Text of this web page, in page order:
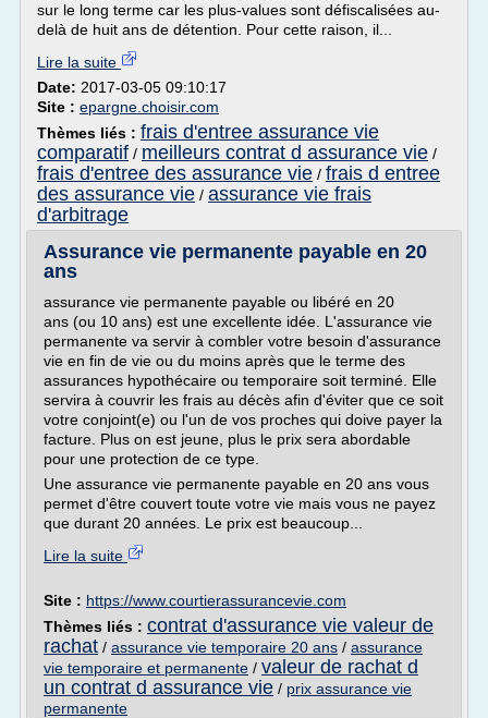
sur le long terme car les plus-values sont défiscalisées au-
delà de huit ans de détention. Pour cette raison, il...
Lire la suite
Date: 2017-03-05 09:10:17
Site : epargne.choisir.com
Thèmes liés : frais d'entree assurance vie
comparatif / meilleurs contrat d assurance vie /
frais d'entree des assurance vie / frais d entree
des assurance vie / assurance vie frais
d'arbitrage
Assurance vie permanente payable en 20
ans
assurance vie permanente payable ou libéré en 20
ans (ou 10 ans) est une excellente idée. L'assurance vie
permanente va servir à combler votre besoin d'assurance
vie en fin de vie ou du moins après que le terme des
assurances hypothécaire ou temporaire soit terminé. Elle
servira à couvrir les frais au décès afin d'éviter que ce soit
votre conjoint(e) ou l'un de vos proches qui doive payer la
facture. Plus on est jeune, plus le prix sera abordable
pour une protection de ce type.
Une assurance vie permanente payable en 20 ans vous
permet d'être couvert toute votre vie mais vous ne payez
que durant 20 années. Le prix est beaucoup...
Lire la suite
Site : https://www.courtierassurancevie.com
Thèmes liés : contrat d'assurance vie valeur de
rachat / assurance vie temporaire 20 ans / assurance
vie temporaire et permanente / valeur de rachat d
un contrat d assurance vie / prix assurance vie
permanente